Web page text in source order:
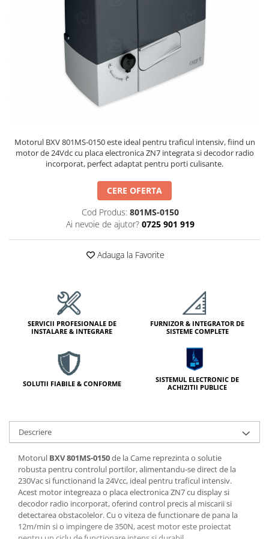
Kit-uri Feronerie Telescopice
Bariere Auto / Sisteme Parcare
Kit-uri Bariere Auto
Bariere Automate
Brate Bariere Auto
Terminale Parcare
Accesorii Bariere Auto
Usi de Garaj
Motoare Usi Garaj
Accesorii Diverse
Telecomenzi
NVR - Network Video Recorder
Motorul BXV 801MS-0150 este ideal pentru traficul intensiv, fiind un
motor de 24Vdc cu placa electronica ZN7 integrata si decodor radio
incorporat, perfect adaptat pentru porti culisante.
CERE OFERTA
Cod Produs: 801MS-0150
Ai nevoie de ajutor? 0725 901 919
Adauga la Favorite
SERVICII PROFESIONALE DE
INSTALARE & INTEGRARE
FURNIZOR & INTEGRATOR DE
SISTEME COMPLETE
SOLUTII FIABILE & CONFORME
SISTEMUL ELECTRONIC DE
ACHIZITII PUBLICE
Descriere
Motorul BXV 801MS-0150de la Came reprezinta o solutie
robusta pentru controlul portilor, alimentandu-se direct de la
230Vac si functionand la 24Vcc, ideal pentru traficul intensiv.
Acest motor integreaza o placa electronica ZN7 cu display si
decodor radio incorporat, oferind control precis al miscarii si
detectarea obstacolelor. Cu o viteza de functionare de pana la
12m/min si o impingere de 350N, acest motor este proiectat